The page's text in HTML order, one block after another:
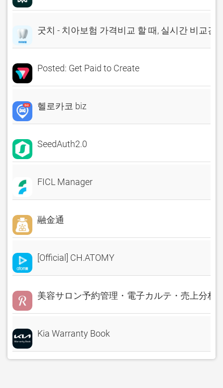
굿치 - 치아보험 가격비교 할 때, 실시간 비교견
Posted: Get Paid to Create
헬로카코 biz
SeedAuth2.0
FICL Manager
融金通
[Official] CH.ATOMY
美容サロン予約管理・電子カルテ・売上分析
Kia Warranty Book